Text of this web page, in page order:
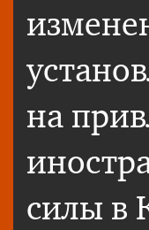
на
силы в